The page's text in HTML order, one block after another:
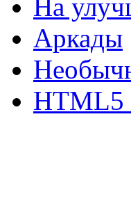
На
Аркады
HTML5